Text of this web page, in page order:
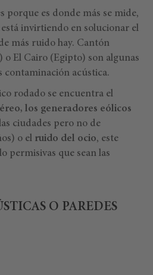
porque es donde más se mide,
invirtiendo en solucionar el
más ruido hay. Cantón
o El Cairo (Egipto) son algunas
contaminación acústica.
rodado se encuentra el
los generadores eólicos
ciudades pero no de
o el ruido del ocio, este
permisivas que sean las
O PAREDES